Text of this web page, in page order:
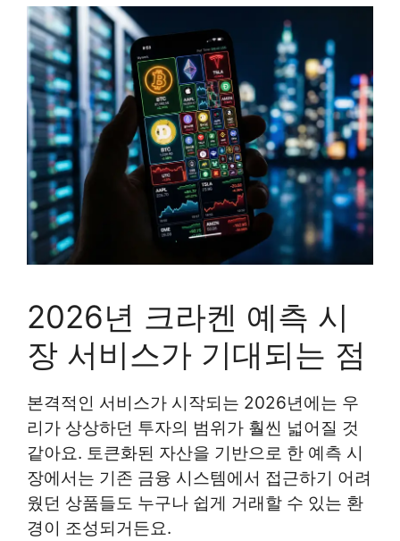
2026년 크라켄 예측 시
장 서비스가 기대되는 점
본격적인 서비스가 시작되는 2026년에는 우
리가 상상하던 투자의 범위가 훨씬 넓어질 것
같아요. 토큰화된 자산을 기반으로 한 예측 시
장에서는 기존 금융 시스템에서 접근하기 어려
웠던 상품들도 누구나 쉽게 거래할 수 있는 환
경이 조성되거든요.